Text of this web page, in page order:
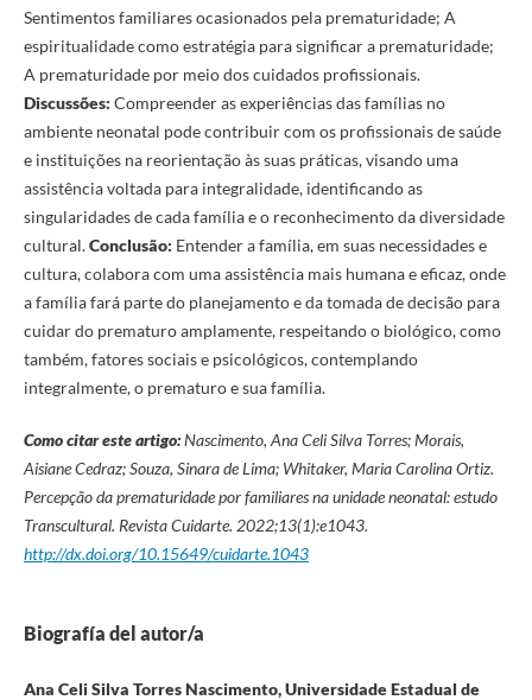
Sentimentos familiares ocasionados pela prematuridade; A
espiritualidade como estratégia para significar a prematuridade;
A prematuridade por meio dos cuidados profissionais.
Discussões: Compreender as experiências das famílias no
ambiente neonatal pode contribuir com os profissionais de saúde
e instituições na reorientação às suas práticas, visando uma
assistência voltada para integralidade, identificando as
singularidades de cada família e o reconhecimento da diversidade
cultural.Conclusão: Entender a família, em suas necessidades e
cultura, colabora com uma assistência mais humana e eficaz, onde
a família fará parte do planejamento e da tomada de decisão para
cuidar do prematuro amplamente, respeitando o biológico, como
também, fatores sociais e psicológicos, contemplando
integralmente, o prematuro e sua família.
Como citar este artigo:Nascimento, Ana Celi Silva Torres;Morais,
Aisiane Cedraz; Souza, Sinara de Lima; Whitaker, Maria Carolina Ortiz.
Percepção da prematuridade por familiares na unidade neonatal: estudo
Transcultural. Revista Cuidarte. 2022;13(1):e1043.
http://dx.doi.org/10.15649/cuidarte.1043
Biografía del autor/a
Ana Celi Silva Torres Nascimento, Universidade Estadual de